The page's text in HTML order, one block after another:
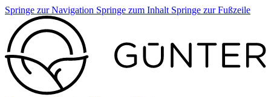
Springe zur Navigation Springe zum Inhalt Springe zur Fußzeile